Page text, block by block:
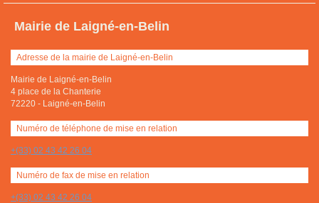
Mairie de Laigné-en-Belin
Adresse de la mairie de Laigné-en-Belin
Mairie de Laigné-en-Belin
4 place de la Chanterie
72220 - Laigné-en-Belin
Numéro de téléphone de mise en relation
+(33) 02 43 42 26 04
Numéro de fax de mise en relation
+(33) 02 43 42 26 04